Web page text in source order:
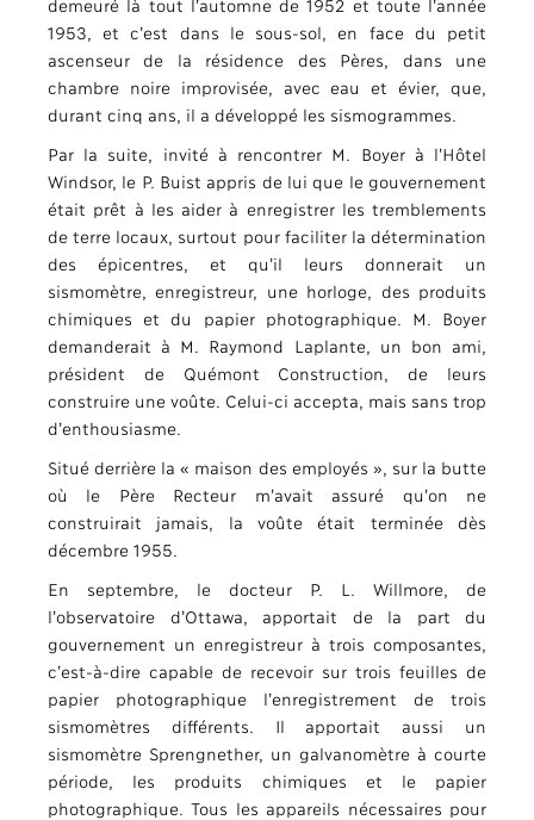
demeuré là tout l’automne de 1952 et toute l’année
1953, et c’est dans le sous-sol, en face du petit
ascenseur de la résidence des Pères, dans une
chambre noire improvisée, avec eau et évier, que,
durant cinq ans, il a développé les sismogrammes.
Par la suite, invité à rencontrer M. Boyer à l’Hôtel
Windsor, le P. Buist appris de lui que le gouvernement
était prêt à les aider à enregistrer les tremblements
de terre locaux, surtout pour faciliter la détermination
des épicentres, et qu’il leurs donnerait un
sismomètre, enregistreur, une horloge, des produits
chimiques et du papier photographique. M. Boyer
demanderait à M. Raymond Laplante, un bon ami,
président de Quémont Construction, de leurs
construire une voûte. Celui-ci accepta, mais sans trop
d’enthousiasme.
Situé derrière la « maison des employés », sur la butte
où le Père Recteur m’avait assuré qu’on ne
construirait jamais, la voûte était terminée dès
décembre 1955.
En septembre, le docteur P. L. Willmore, de
l’observatoire d’Ottawa, apportait de la part du
gouvernement un enregistreur à trois composantes,
c’est-à-dire capable de recevoir sur trois feuilles de
papier photographique l’enregistrement de trois
sismomètres différents. Il apportait aussi un
sismomètre Sprengnether, un galvanomètre à courte
période, les produits chimiques et le papier
photographique. Tous les appareils nécessaires pour